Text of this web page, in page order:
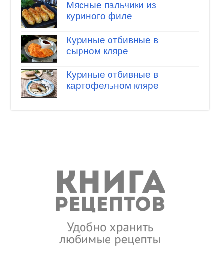
Мясные пальчики из
куриного филе
Куриные отбивные в
сырном кляре
Куриные отбивные в
картофельном кляре